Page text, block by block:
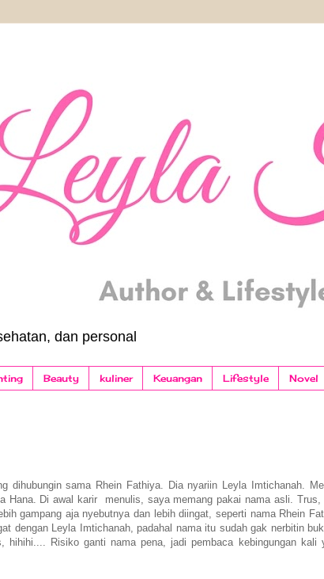
dan personal
Beauty kuliner Keuangan Lifestyle Novel
dihubungin sama Rhein Fathiya. Dia nyariin Leyla Imtichanah.
Hana. Di awal karir menulis, saya memang pakai nama asli. Trus,
gampang aja nyebutnya dan lebih diingat, seperti nama Rhein
dengan Leyla Imtichanah, padahal nama itu sudah gak nerbitin
hihihi.... Risiko ganti nama pena, jadi pembaca kebingungan kali